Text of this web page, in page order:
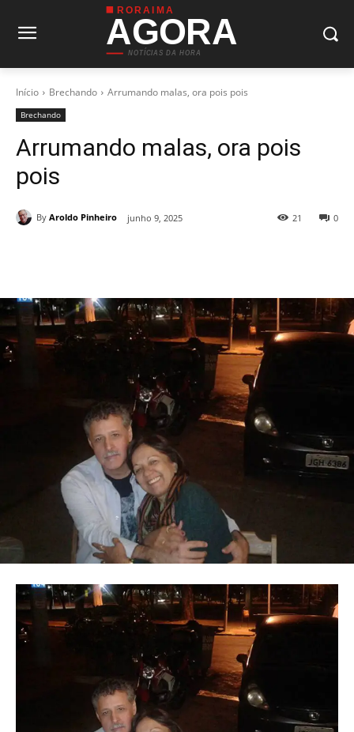
RORAIMA
AGORA
NOTÍCIAS DA HORA
Início Brechando Arrumando malas, ora pois pois
Brechando
Arrumando malas, ora pois
pois
By Aroldo Pinheiro junho 9, 2025 0
21